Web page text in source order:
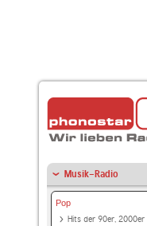
Musik-Radio
Pop
Hits der 90er, 2000er